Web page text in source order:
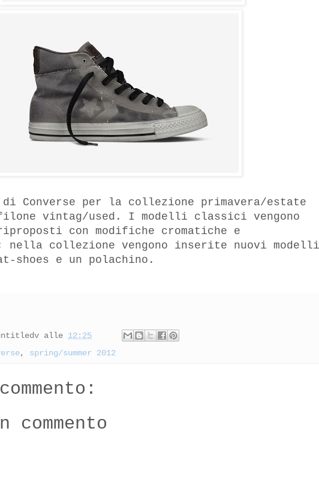
di Converse per la collezione primavera/estate
vintag/used. I modelli classici vengono
con modifiche cromatiche e
collezione vengono inserite nuovi modelli
shoes e un polachino.
alle 12:25
, spring/summer 2012
commento